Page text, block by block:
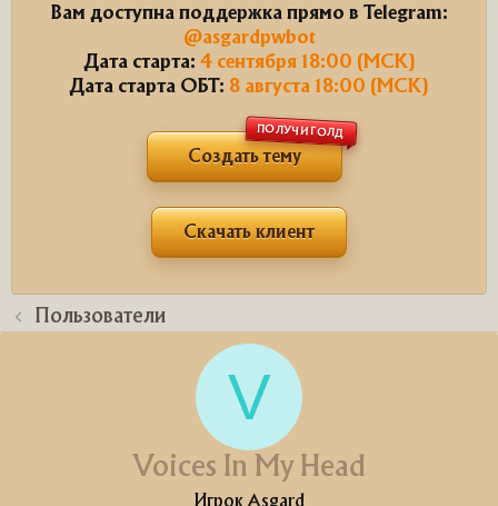
Вам доступна поддержка прямо в Telegram:
@asgardpwbot
Дата старта: 4 сентября 18:00 (МСК)
Дата старта ОБТ: 8 августа 18:00 (МСК)
Создать тему
ПОЛУЧИ ГОЛД
Скачать клиент
Пользователи
V
Voices In My Head
Игрок Asgard